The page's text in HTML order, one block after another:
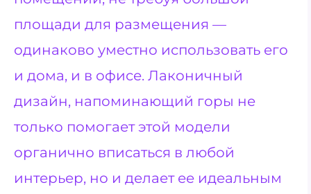
площади для размещения —
одинаково уместно использовать его
и дома, и в офисе. Лаконичный
дизайн, напоминающий горы не
только помогает этой модели
органично вписаться в любой
интерьер, но и делает ее идеальным